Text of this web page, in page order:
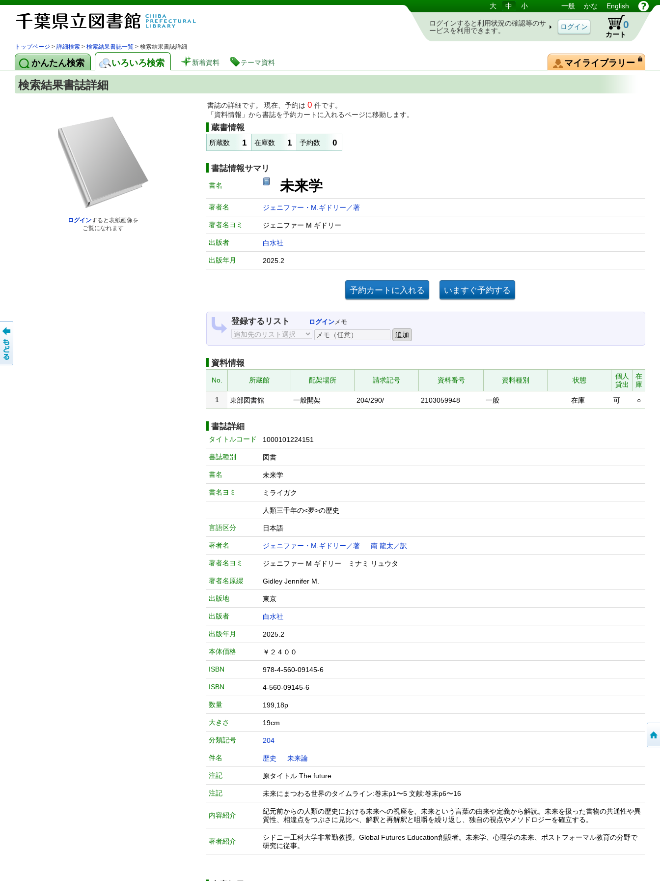
図書館 蔵書検索・予約システム 大 中 小 一般 かな English
ログインすると利用状況の確認等のサ
ービスを利用できます。
カート
0
トップページ > 詳細検索 > 検索結果書誌一覧 > 検索結果書誌詳細
かんたん検索 いろいろ検索 新着資料 テーマ資料 マイライブラリー
検索結果書誌詳細
ログインすると表紙画像を
ご覧になれます
書誌の詳細です。 現在、予約は 0 件です。
「資料情報」から書誌を予約カートに入れるページに移動します。
蔵書情報
所蔵数 1 在庫数 1 予約数 0
書誌情報サマリ
書名 未来学
著者名 ジェニファー・M.ギドリー／著
著者名ヨミ ジェニファー M ギドリー
出版者 白水社
出版年月 2025.2
登録するリスト ログインメモ
資料情報
No. 所蔵館 配架場所 請求記号 資料番号 資料種別 状態
個人
貸出
在
庫
1
東部図書館 一般開架 204/290/ 2103059948 一般 在庫 可 ○
書誌詳細
タイトルコード 1000101224151
書誌種別 図書
書名 未来学
書名ヨミ ミライガク
人類三千年の<夢>の歴史
言語区分 日本語
著者名 ジェニファー・M.ギドリー／著 南 龍太／訳
著者名ヨミ ジェニファー M ギドリー ミナミ リュウタ
著者名原綴 Gidley Jennifer M.
出版地 東京
出版者 白水社
出版年月 2025.2
本体価格 ￥２４００
ISBN 978-4-560-09145-6
ISBN 4-560-09145-6
数量 199,18p
大きさ 19cm
分類記号 204
件名 歴史 未来論
注記 原タイトル:The future
注記 未来にまつわる世界のタイムライン:巻末p1〜5 文献:巻末p6〜16
内容紹介
紀元前からの人類の歴史における未来への視座を、未来という言葉の由来や定義から解読。未来を扱った書物の共通性や異
質性、相違点をつぶさに見比べ、解釈と再解釈と咀嚼を繰り返し、独自の視点やメソドロジーを確立する。
著者紹介
シドニー工科大学非常勤教授。Global Futures Education創設者。未来学、心理学の未来、ポストフォーマル教育の分野で
研究に従事。